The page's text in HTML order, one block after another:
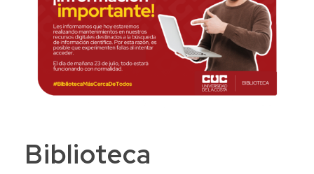
Biblioteca